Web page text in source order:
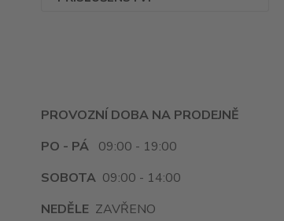
PROVOZNÍ DOBA NA PRODEJNĚ
PO - PÁ 09:00 - 19:00
SOBOTA 09:00 - 14:00
NEDĚLE ZAVŘENO